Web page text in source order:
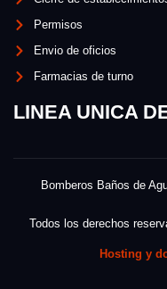
Permisos
Envio de oficios
Farmacias de turno
LINEA UNICA
Bomberos Baños de
Todos los derechos
Hosting y